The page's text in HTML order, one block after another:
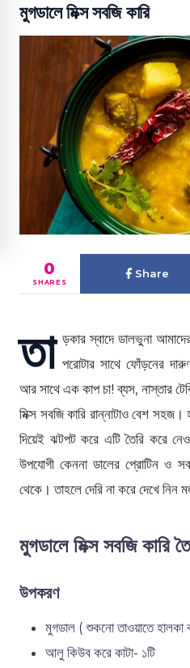
মুগডালে মিক্স সবজি কারি
0
SHARES
Share
তা ড়কার স্বাদে ডালভুনা
পরোটার সাথে ফোঁড়নের
আর সাথে এক কাপ চা! ব্যস, নাস্তার
মিক্স সবজি কারি রান্নাটাও বেশ
দিয়েই ঝটপট করে এটি তৈরি করে
উপযোগী কেননা ডালের প্রোটিন ও
থেকে। তাহলে দেরি না করে দেখে নিন
মুগডালে মিক্স সবজি কারি
উপকরণ
মুগডাল ( শুকনো তাওয়াতে হালকা
আলু কিউব করে কাটা- ১টি